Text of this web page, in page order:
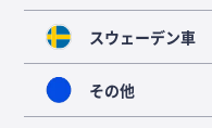
スウェーデン車
その他